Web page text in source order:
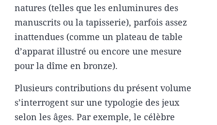
natures (telles que les enluminures des
manuscrits ou la tapisserie), parfois assez
inattendues (comme un plateau de table
d’apparat illustré ou encore une mesure
pour la dîme en bronze).
Plusieurs contributions du présent volume
s’interrogent sur une typologie des jeux
selon les âges. Par exemple, le célèbre